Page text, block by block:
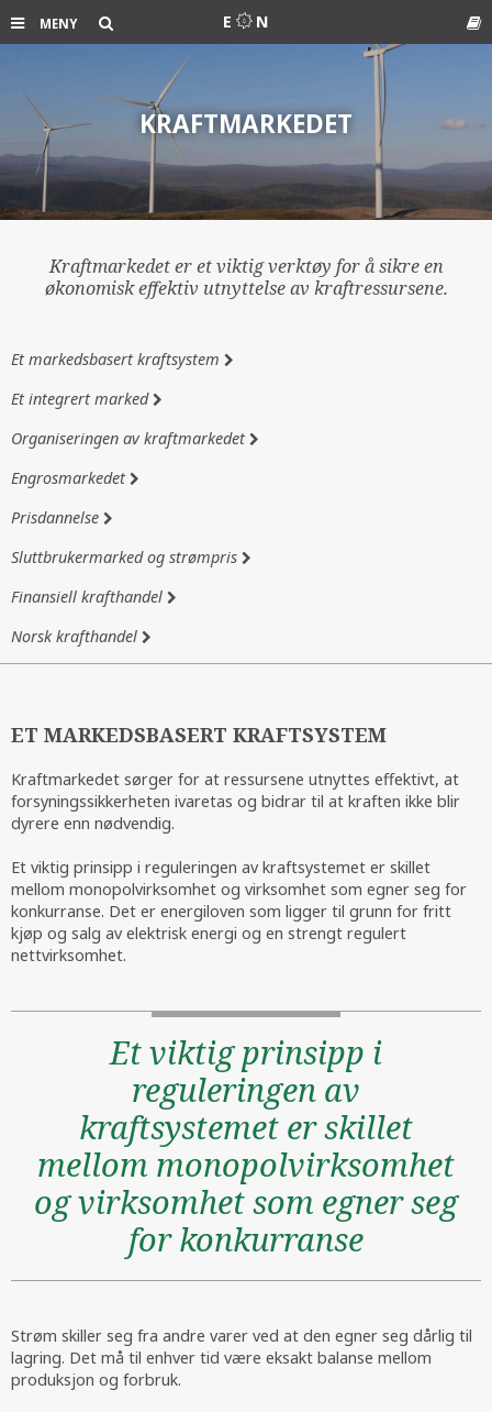
MENY E N
KRAFTMARKEDET
Kraftmarkedet er et viktig verktøy for å sikre en
økonomisk effektiv utnyttelse av kraftressursene.
Et markedsbasert kraftsystem
Et integrert marked
Organiseringen av kraftmarkedet
Engrosmarkedet
Prisdannelse
Sluttbrukermarked og strømpris
Finansiell krafthandel
Norsk krafthandel
ET MARKEDSBASERT KRAFTSYSTEM
Kraftmarkedet sørger for at ressursene utnyttes effektivt, at
forsyningssikkerheten ivaretas og bidrar til at kraften ikke blir
dyrere enn nødvendig.
Et viktig prinsipp i reguleringen av kraftsystemet er skillet
mellom monopolvirksomhet og virksomhet som egner seg for
konkurranse. Det er energiloven som ligger til grunn for fritt
kjøp og salg av elektrisk energi og en strengt regulert
nettvirksomhet.
Et viktig prinsipp i
reguleringen av
kraftsystemet er skillet
mellom monopolvirksomhet
og virksomhet som egner seg
for konkurranse
Strøm skiller seg fra andre varer ved at den egner seg dårlig til
lagring. Det må til enhver tid være eksakt balanse mellom
produksjon og forbruk.